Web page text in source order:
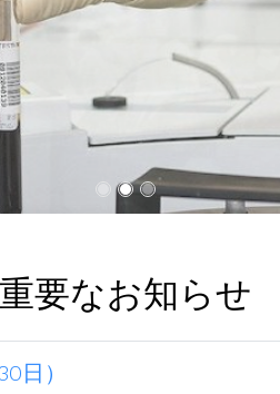
重要なお知らせ
日）